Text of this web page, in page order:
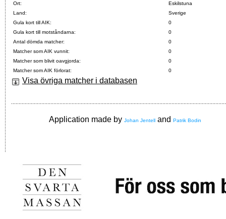
Ort:
Eskilstuna
Land:
Sverige
Gula kort till AIK:
0
Gula kort till motståndarna:
0
Antal dömda matcher:
0
Matcher som AIK vunnit:
0
Matcher som blivit oavgjorda:
0
Matcher som AIK förlorat:
0
Visa övriga matcher i databasen
Application made by Johan Jentell and Patrik Bodin